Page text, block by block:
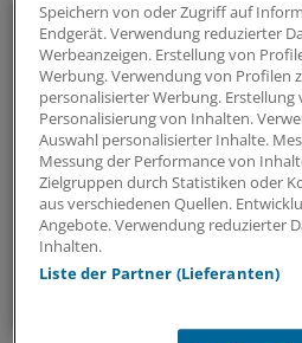
Beruf & Alltag
Die Sonntagslektüre: Lesen
Nützliches für Ihre tägliche
Kolleginnen und Kollegen
einen Schritt
wöchentlich
Zum Abonnieren
Speichern von oder Zugriff auf
Endgerät. Verwendung reduzierter
Werbeanzeigen. Erstellung von
Werbung. Verwendung von Profilen
personalisierter Werbung.
Personalisierung von Inhalten.
Auswahl personalisierter Inhalte.
Messung der Performance von
Zielgruppen durch Statistiken oder
aus verschiedenen Quellen.
Angebote. Verwendung reduzierter
Inhalten.
Liste der Partner (Lieferanten)